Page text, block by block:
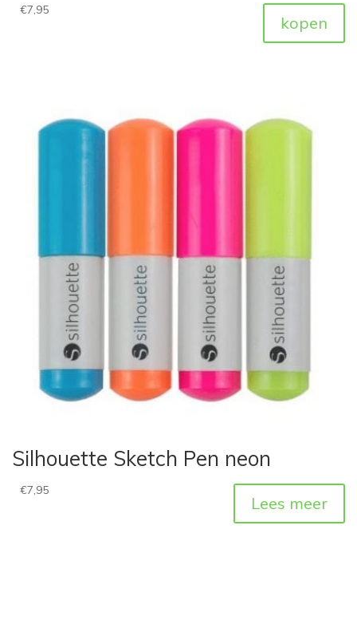
€7,95
kopen
Silhouette Sketch Pen neon
€7,95
Lees meer